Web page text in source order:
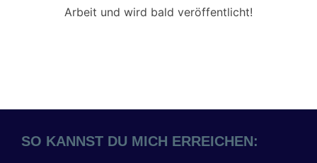
Arbeit und wird bald veröffentlicht!
SO KANNST DU MICH ERREICHEN: